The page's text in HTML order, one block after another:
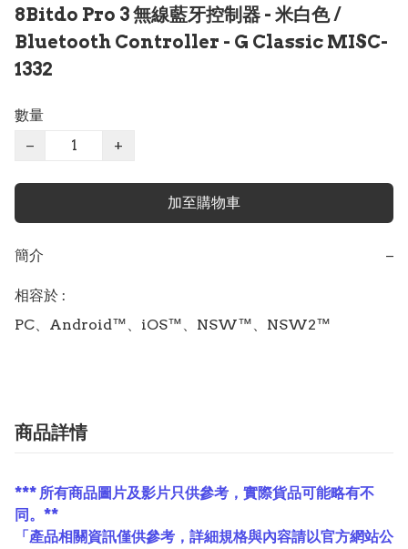
8Bitdo Pro 3 無線藍牙控制器 - 米白色 /
Bluetooth Controller - G Classic MISC-
1332
數量
−
+
加至購物車
簡介 −
相容於 :
PC、Android™、iOS™、NSW™、NSW2™
商品詳情
*** 所有商品圖片及影片只供參考，實際貨品可能略有不
同。**
「產品相關資訊僅供參考，詳細規格與內容請以官方網站公